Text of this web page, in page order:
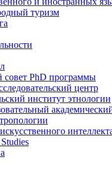
туризм
совет PhD программы
центр
институт этнологии